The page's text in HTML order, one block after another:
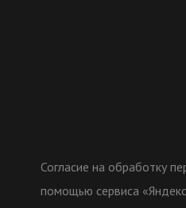
Согласие на обработку
помощью сервиса